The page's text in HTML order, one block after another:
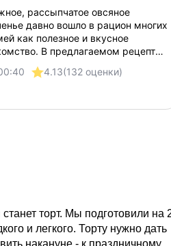
4.13(132 оценки)
рассыпчатое овсяное
давно вошло в рацион многих
как полезное и вкусное
В предлагаемом рецепте
печенья нет дефицитных и
продуктов, а процесс
торт. Мы подготовили на
и легкого. Торту нужно дать
накануне - к праздничному